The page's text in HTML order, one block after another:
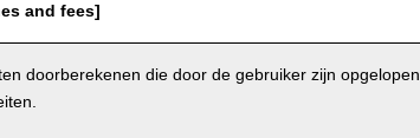
and fees]
doorberekenen die door de gebruiker zijn opgelopen